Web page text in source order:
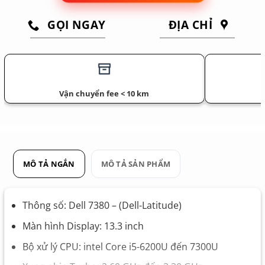
GỌI NGAY ĐỊA CHỈ
Vận chuyển fee < 10 km
MÔ TẢ NGẮN MÔ TẢ SẢN PHẨM
Thông số: Dell 7380 – (Dell-Latitude)
Màn hình Display: 13.3 inch
Bộ xử lý CPU: intel Core i5-6200U đến 7300U